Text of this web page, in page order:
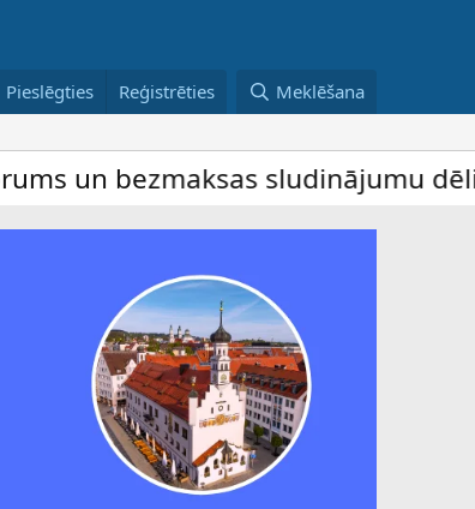
Pieslēgties Reģistrēties Meklēšana
sludinājumu dēlis –